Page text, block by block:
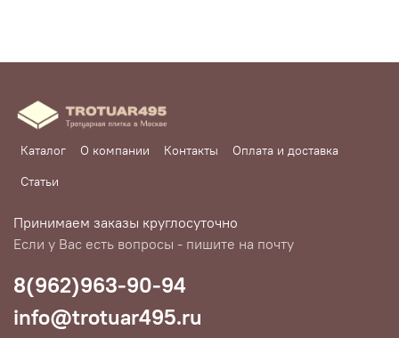
Каталог О компании Контакты
Оплата и доставка
Статьи
Принимаем заказы круглосуточно
Если у Вас есть вопросы - пишите на почту
8(962)963-90-94
info@trotuar495.ru